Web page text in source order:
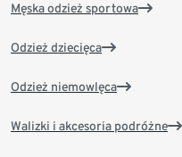
Męska odzież sportowa
Odzież dziecięca
Odzież niemowlęca
Walizki i akcesoria podróżne